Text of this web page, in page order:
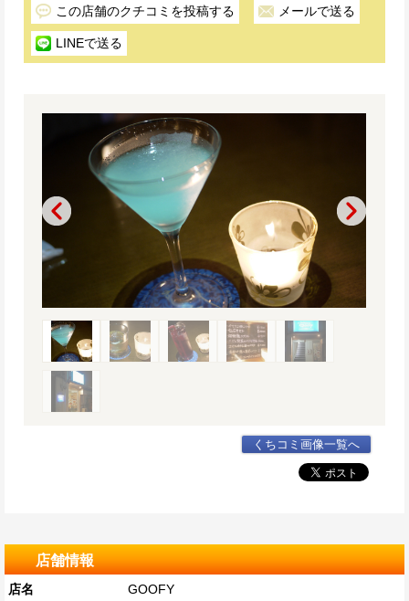
この店舗のクチコミを投稿する メールで送る
LINEで送る
くちコミ画像一覧へ
店舗情報
店名 GOOFY